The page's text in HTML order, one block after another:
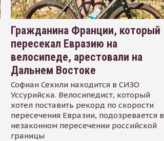
Гражданина Франции, который
пересекал Евразию на
велосипеде, арестовали на
Дальнем Востоке
Софиан Сехили находится в СИЗО
Уссурийска. Велосипедист, который
хотел поставить рекорд по скорости
пересечения Евразии, подозревается в
незаконном пересечении российской
границы